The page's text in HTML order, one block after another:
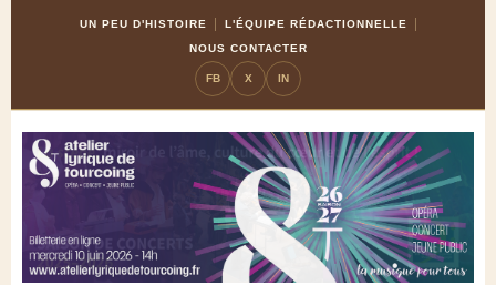
UN PEU D'HISTOIRE
L'ÉQUIPE RÉDACTIONNELLE
NOUS CONTACTER
FB X IN